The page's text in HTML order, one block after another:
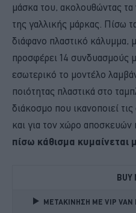
μάσκα του, ακολουθώντας τα
της γαλλικής μάρκας. Πίσω
διάφανο πλαστικό κάλυμμα,
προσφέρει 14 συνδυασμούς
εσωτερικό το μοντέλο
ποιότητας πλαστικά στο
διάκοσμο που ικανοποιεί
και για τον χώρο αποσκευών
πίσω κάθισμα κυμαίνεται
BUY
ΜΕΤΑΚΙΝΗΣΗ ΜΕ VIP